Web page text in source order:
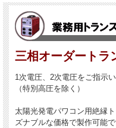
三相オーダートラ
1次電圧、2次電圧をご指示
（特別高圧を除く）
太陽光発電パワコン用絶縁
ズナブルな価格で製作可能で